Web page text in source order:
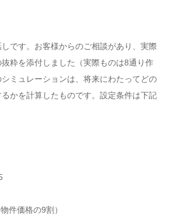
です。お客様からのご相談があり、実際
粋を添付しました（実際ものは8通り作
ミュレーションは、将来にわたってどの
かを計算したものです。設定条件は下記
件価格の9割）